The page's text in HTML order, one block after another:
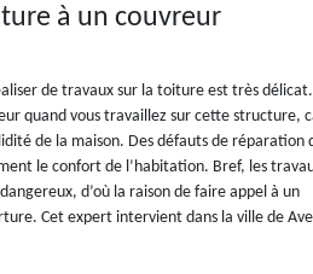
à un couvreur
de travaux sur la toiture est très
quand vous travaillez sur cette structure,
de la maison. Des défauts de réparation
le confort de l’habitation. Bref, les
d’où la raison de faire appel à un
Cet expert intervient dans la ville de